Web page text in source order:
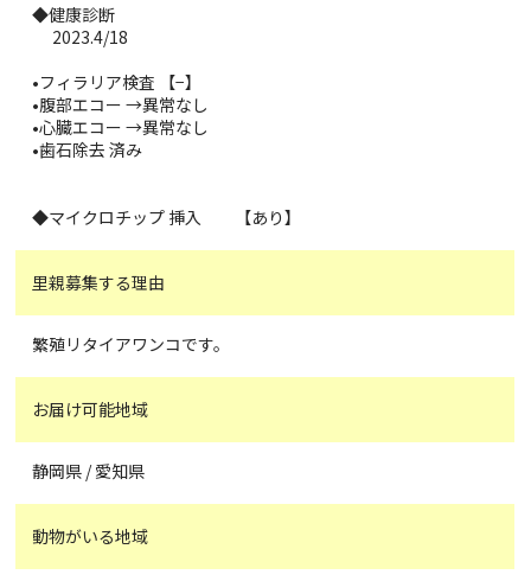
◆健康診断
2023.4/18
•フィラリア検査 【−】
•腹部エコー →異常なし
•心臓エコー →異常なし
•歯石除去 済み
◆マイクロチップ 挿入 【あり】
里親募集する理由
繁殖リタイアワンコです。
お届け可能地域
静岡県 / 愛知県
動物がいる地域